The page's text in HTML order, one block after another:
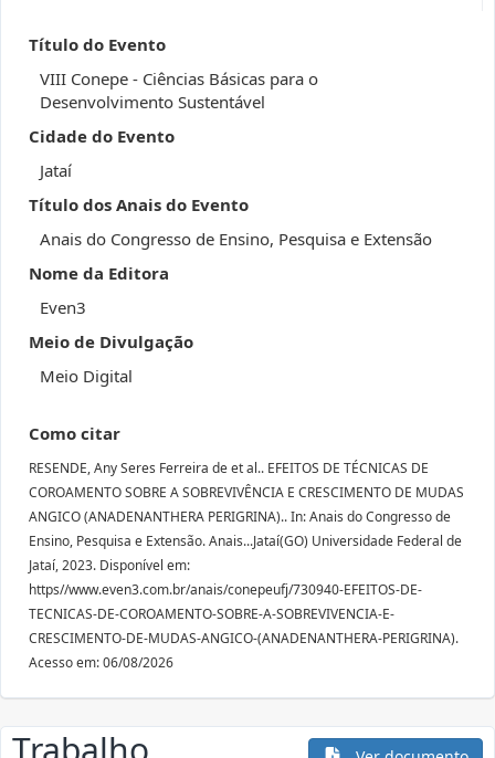
Título do Evento
VIII Conepe - Ciências Básicas para o
Desenvolvimento Sustentável
Cidade do Evento
Jataí
Título dos Anais do Evento
Anais do Congresso de Ensino, Pesquisa e Extensão
Nome da Editora
Even3
Meio de Divulgação
Meio Digital
Como citar
RESENDE, Any Seres Ferreira de et al.. EFEITOS DE TÉCNICAS DE
COROAMENTO SOBRE A SOBREVIVÊNCIA E CRESCIMENTO DE MUDAS
ANGICO (ANADENANTHERA PERIGRINA).. In: Anais do Congresso de
Ensino, Pesquisa e Extensão. Anais...Jataí(GO) Universidade Federal de
Jataí, 2023. Disponível em:
https//www.even3.com.br/anais/conepeufj/730940-EFEITOS-DE-
TECNICAS-DE-COROAMENTO-SOBRE-A-SOBREVIVENCIA-E-
CRESCIMENTO-DE-MUDAS-ANGICO-(ANADENANTHERA-PERIGRINA).
Acesso em: 06/08/2026